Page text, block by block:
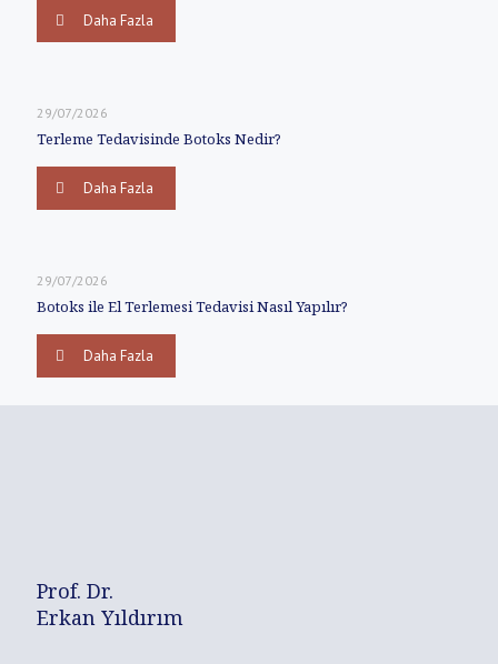
Daha Fazla
29/07/2026
Terleme Tedavisinde Botoks Nedir?
Daha Fazla
29/07/2026
Botoks ile El Terlemesi Tedavisi Nasıl Yapılır?
Daha Fazla
Prof. Dr.
Erkan Yıldırım